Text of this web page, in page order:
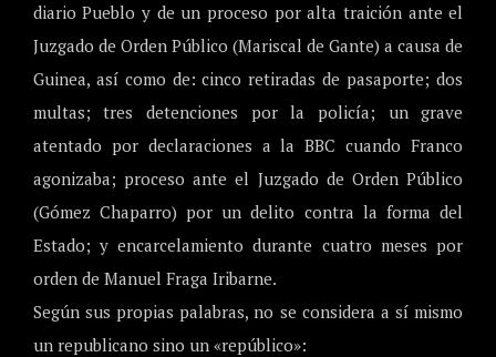
diario Pueblo y de un proceso por alta traición ante el
Juzgado de Orden Público (Mariscal de Gante) a causa de
Guinea, así como de: cinco retiradas de pasaporte; dos
multas; tres detenciones por la policía; un grave
atentado por declaraciones a la BBC cuando Franco
agonizaba; proceso ante el Juzgado de Orden Público
(Gómez Chaparro) por un delito contra la forma del
Estado; y encarcelamiento durante cuatro meses por
orden de Manuel Fraga Iribarne.
Según sus propias palabras, no se considera a sí mismo
un republicano sino un «repúblico»: